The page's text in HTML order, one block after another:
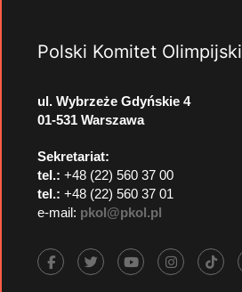
Polski Komitet Olimpijski
ul. Wybrzeże Gdyńskie 4
01-531 Warszawa
Sekretariat:
tel.: +48 (22) 560 37 00
tel.: +48 (22) 560 37 01
e-mail: pkol@pkol.pl